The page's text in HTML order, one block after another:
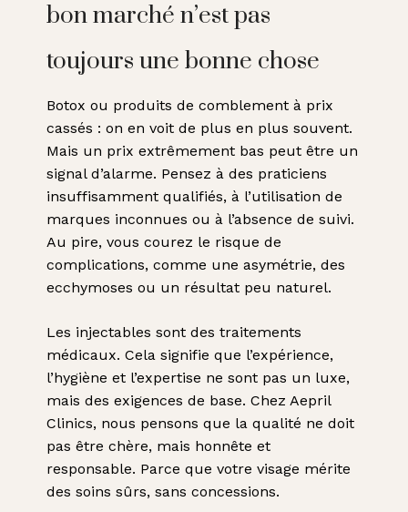
bon marché n’est pas
toujours une bonne chose
Botox ou produits de comblement à prix
cassés : on en voit de plus en plus souvent.
Mais un prix extrêmement bas peut être un
signal d’alarme. Pensez à des praticiens
insuffisamment qualifiés, à l’utilisation de
marques inconnues ou à l’absence de suivi.
Au pire, vous courez le risque de
complications, comme une asymétrie, des
ecchymoses ou un résultat peu naturel.
Les injectables sont des traitements
médicaux. Cela signifie que l’expérience,
l’hygiène et l’expertise ne sont pas un luxe,
mais des exigences de base. Chez Aepril
Clinics, nous pensons que la qualité ne doit
pas être chère, mais honnête et
responsable. Parce que votre visage mérite
des soins sûrs, sans concessions.